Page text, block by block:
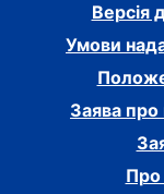
Версія
Умови
Заява про
Про